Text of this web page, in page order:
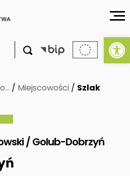

/ Miejscowości / Szlak
/ Golub-Dobrzyń